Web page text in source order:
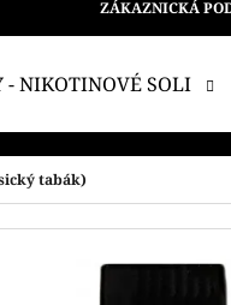
ZÁKAZNICKÁ
- NIKOTINOVÉ SOLI
tabák)